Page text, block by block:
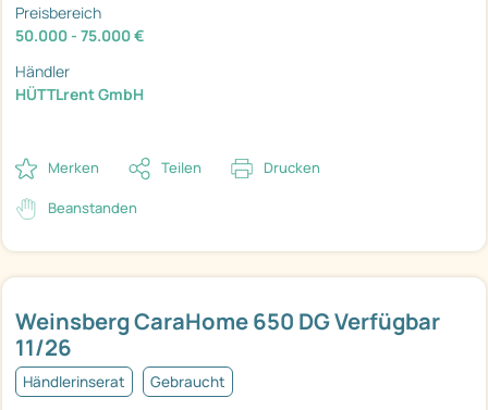
Weinsberg CaraHome 650 DG Verfügbar
11/26
Händlerinserat Gebraucht
Preisbereich
50.000 - 75.000 €
Händler
HÜTTLrent GmbH
Merken Teilen Drucken
Beanstanden